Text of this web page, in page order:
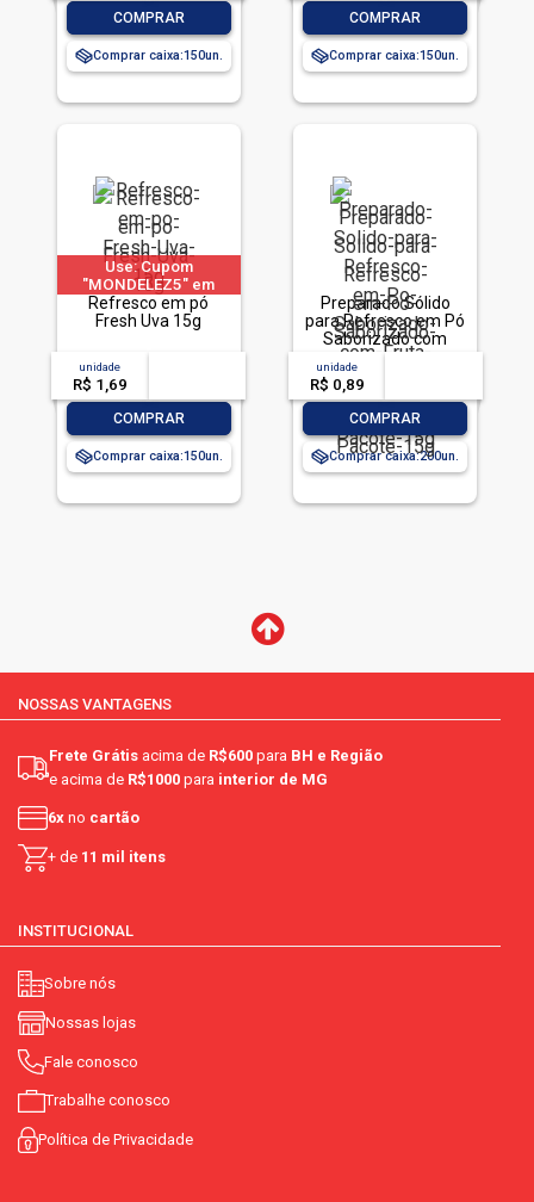
COMPRAR
Comprar caixa:150
COMPRAR
Comprar caixa:150
Use: Cupom
"MONDELEZ5" em
produtos selecionados
Refresco em pó
Fresh Uva 15g
unidade
R$ 1,69
COMPRAR
Comprar caixa:150
Preparado Sólido
para Refresco em Pó
Saborizado com
Fruta Morango
Tornado Pacote 15g
unidade
R$ 0,89
COMPRAR
Comprar caixa:200
NOSSAS VANTAGENS
Frete Grátis acima de R$600 para BH e Região
e acima de R$1000 para interior de MG
6x no cartão
+ de 11 mil itens
INSTITUCIONAL
Sobre nós
Nossas lojas
Fale conosco
Trabalhe conosco
Política de Privacidade